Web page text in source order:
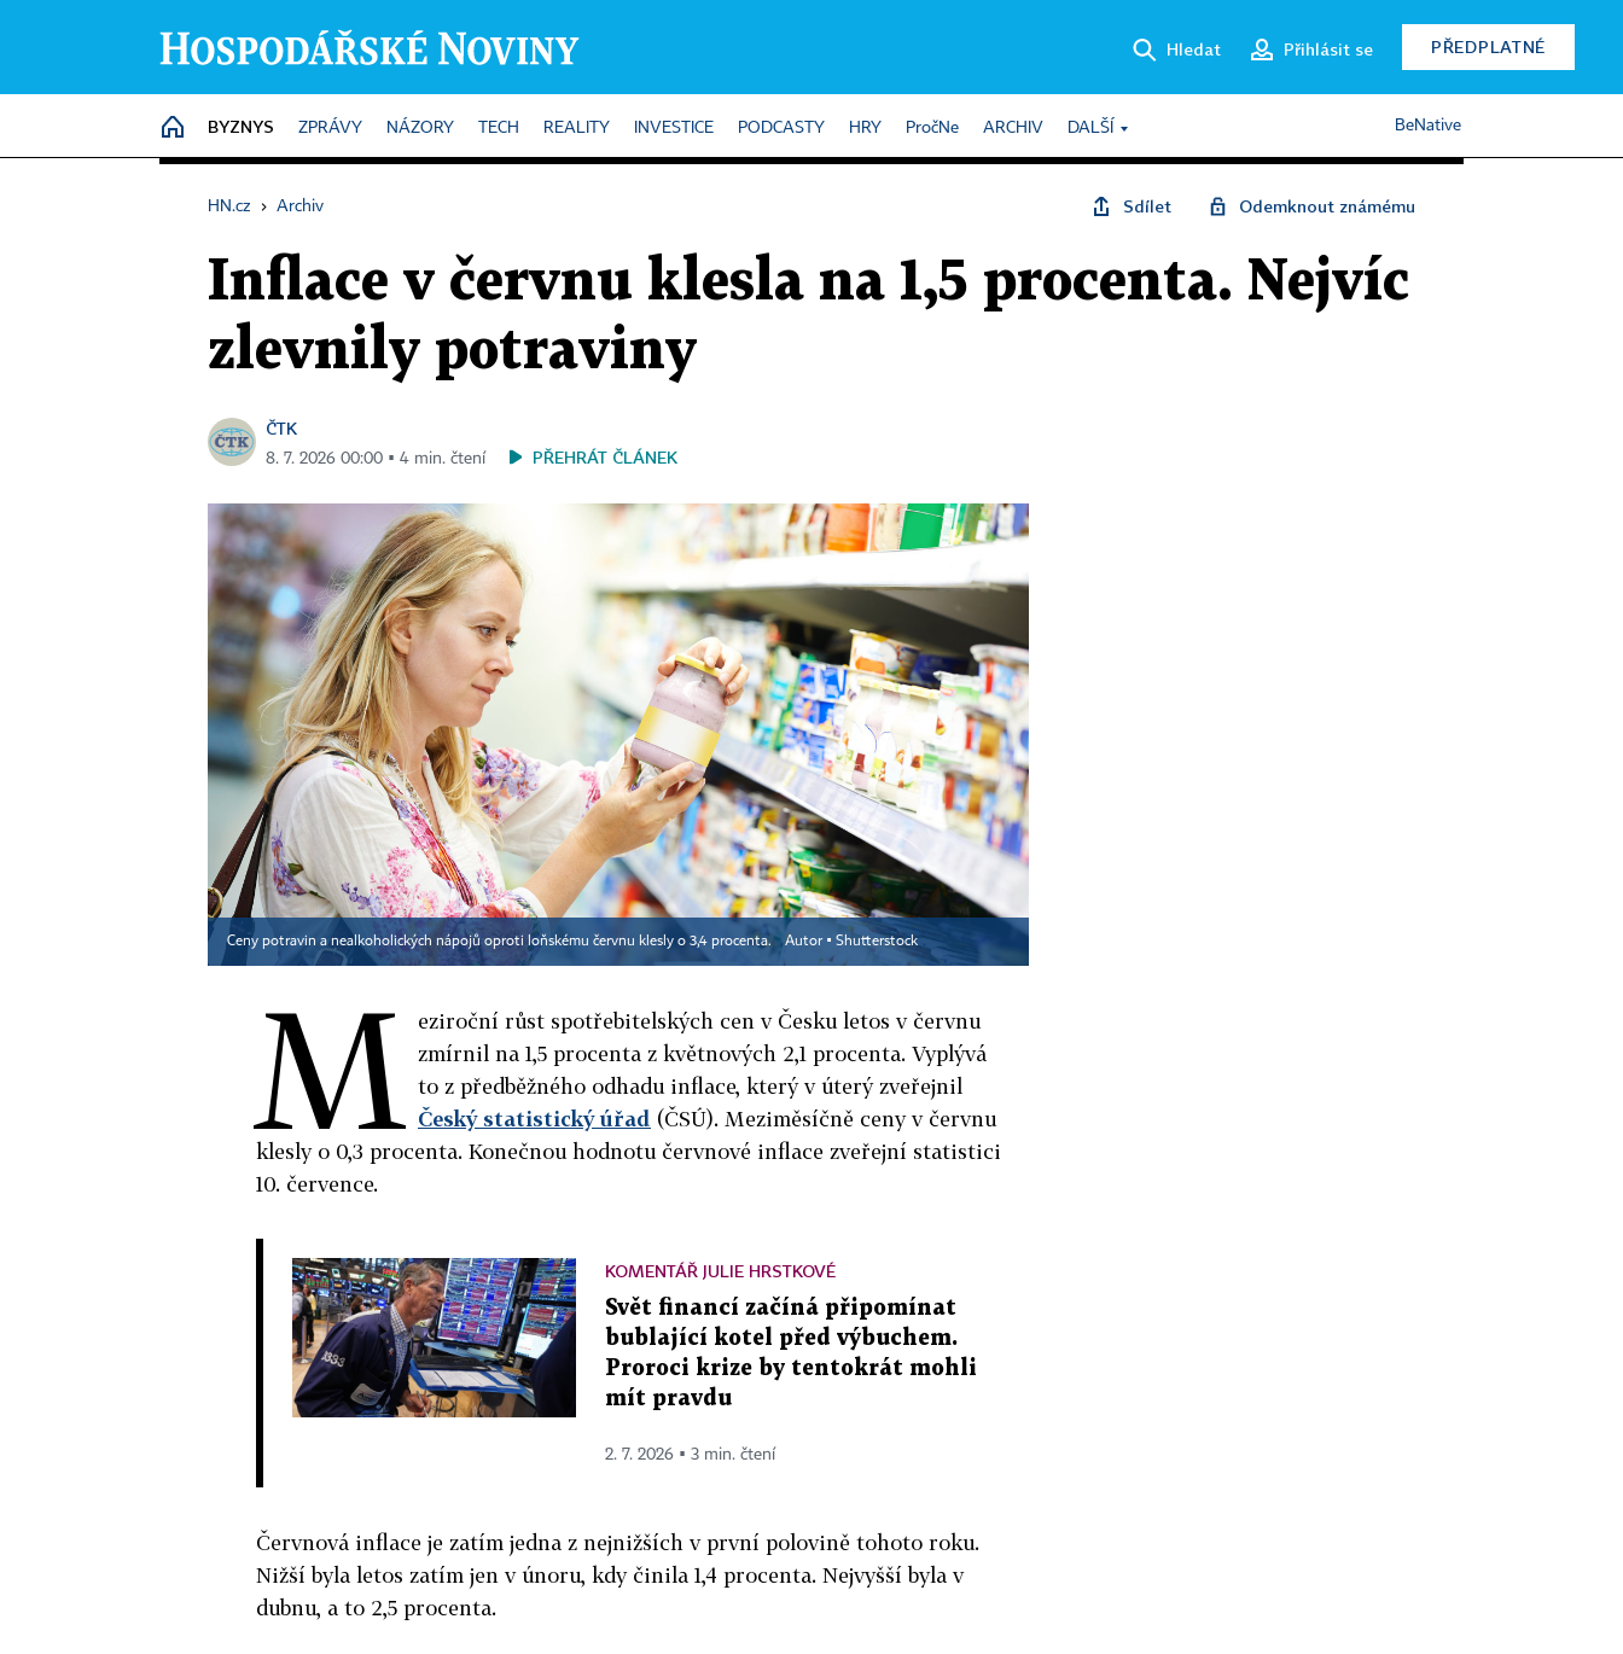
Hledat Přihlásit se PŘEDPLATNÉ
HOME
BYZNYS ZPRÁVY NÁZORY TECH REALITY INVESTICE PODCASTY HRY PročNe ARCHIV DALŠÍ BeNative
HN.cz › Archiv Sdílet Odemknout známému
Inflace v červnu klesla na 1,5 procenta. Nejvíc
zlevnily potraviny
ČTK
8. 7. 2026 00:00 ▪ 4 min. čtení PŘEHRÁT ČLÁNEK
Ceny potravin a nealkoholických nápojů oproti loňskému červnu klesly o 3,4 procenta. Autor ▪ Shutterstock
M eziroční růst spotřebitelských cen v Česku letos v červnu
zmírnil na 1,5 procenta z květnových 2,1 procenta. Vyplývá
to z předběžného odhadu inflace, který v úterý zveřejnil
Český statistický úřad (ČSÚ). Meziměsíčně ceny v červnu
klesly o 0,3 procenta. Konečnou hodnotu červnové inflace zveřejní statistici
10. července.
KOMENTÁŘ JULIE HRSTKOVÉ
Svět financí začíná připomínat
bublající kotel před výbuchem.
Proroci krize by tentokrát mohli
mít pravdu
2. 7. 2026 ▪ 3 min. čtení
Červnová inflace je zatím jedna z nejnižších v první polovině tohoto roku.
Nižší byla letos zatím jen v únoru, kdy činila 1,4 procenta. Nejvyšší byla v
dubnu, a to 2,5 procenta.